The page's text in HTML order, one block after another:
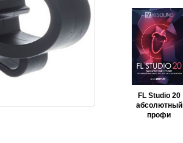
FL Studio 20
абсолютный
профи